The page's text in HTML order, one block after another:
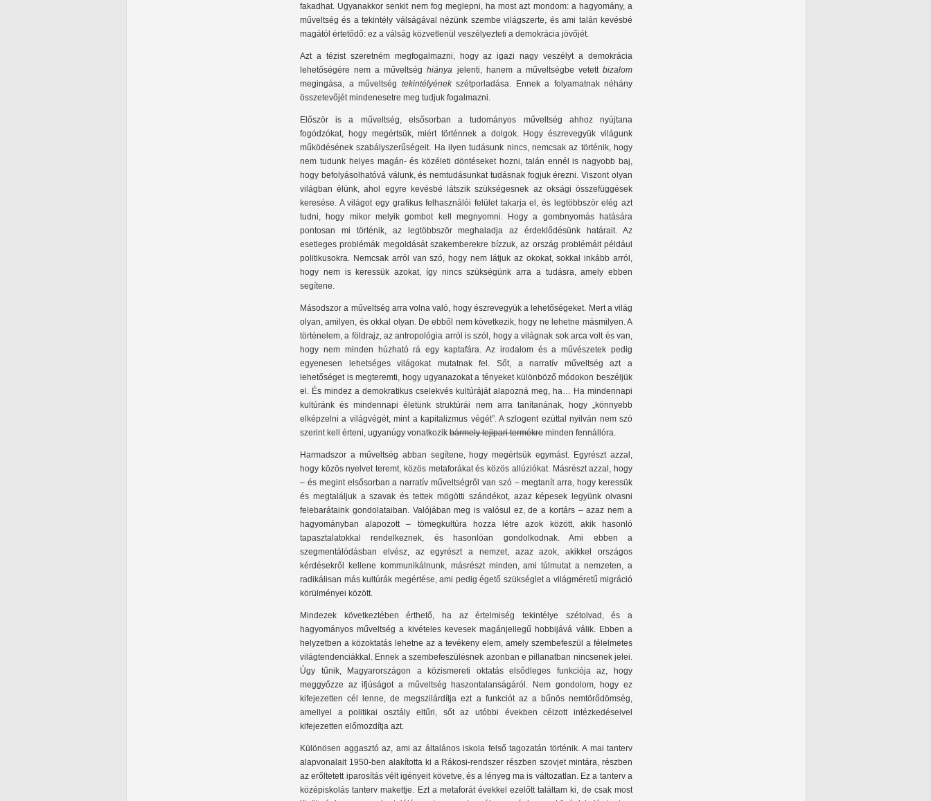
fakadhat. Ugyanakkor senkit nem fog meglepni, ha most azt mondom: a hagyomány, a
műveltség és a tekintély válságával nézünk szembe világszerte, és ami talán kevésbé
magától értetődő: ez a válság közvetlenül veszélyezteti a demokrácia jövőjét.
Azt a tézist szeretném megfogalmazni, hogy az igazi nagy veszélyt a demokrácia
lehetőségére nem a műveltséghiánya jelenti, hanem a műveltségbe vetettbizalom
megingása, a műveltség tekintélyénekszétporladása. Ennek a folyamatnak néhány
összetevőjét mindenesetre meg tudjuk fogalmazni.
Először is a műveltség, elsősorban a tudományos műveltség ahhoz nyújtana
fogódzókat, hogy megértsük, miért történnek a dolgok. Hogy észrevegyük világunk
működésének szabályszerűségeit. Ha ilyen tudásunk nincs, nemcsak az történik, hogy
nem tudunk helyes magán- és közéleti döntéseket hozni, talán ennél is nagyobb baj,
hogy befolyásolhatóvá válunk, és nemtudásunkat tudásnak fogjuk érezni. Viszont olyan
világban élünk, ahol egyre kevésbé látszik szükségesnek az oksági összefüggések
keresése. A világot egy grafikus felhasználói felület takarja el, és legtöbbször elég azt
tudni, hogy mikor melyik gombot kell megnyomni. Hogy a gombnyomás hatására
pontosan mi történik, az legtöbbször meghaladja az érdeklődésünk határait. Az
esetleges problémák megoldását szakemberekre bízzuk, az ország problémáit például
politikusokra. Nemcsak arról van szó, hogy nem látjuk az okokat, sokkal inkább arról,
hogy nem is keressük azokat, így nincs szükségünk arra a tudásra, amely ebben
segítene.
Másodszor a műveltség arra volna való, hogy észrevegyük a lehetőségeket. Mert a világ
olyan, amilyen, és okkal olyan. De ebből nem következik, hogy ne lehetne másmilyen. A
történelem, a földrajz, az antropológia arról is szól, hogy a világnak sok arca volt és van,
hogy nem minden húzható rá egy kaptafára. Az irodalom és a művészetek pedig
egyenesen lehetséges világokat mutatnak fel. Sőt, a narratív műveltség azt a
lehetőséget is megteremti, hogy ugyanazokat a tényeket különböző módokon beszéljük
el. És mindez a demokratikus cselekvés kultúráját alapozná meg, ha… Ha mindennapi
kultúránk és mindennapi életünk struktúrái nem arra tanítanának, hogy „könnyebb
elképzelni a világvégét, mint a kapitalizmus végét”. A szlogent ezúttal nyilván nem szó
szerint kell érteni, ugyanúgy vonatkozik bármely tejipari termékre minden fennállóra.
Harmadszor a műveltség abban segítene, hogy megértsük egymást. Egyrészt azzal,
hogy közös nyelvet teremt, közös metaforákat és közös allúziókat. Másrészt azzal, hogy
– és megint elsősorban a narratív műveltségről van szó – megtanít arra, hogy keressük
és megtaláljuk a szavak és tettek mögötti szándékot, azaz képesek legyünk olvasni
felebarátaink gondolataiban. Valójában meg is valósul ez, de a kortárs – azaz nem a
hagyományban alapozott – tömegkultúra hozza létre azok között, akik hasonló
tapasztalatokkal rendelkeznek, és hasonlóan gondolkodnak. Ami ebben a
szegmentálódásban elvész, az egyrészt a nemzet, azaz azok, akikkel országos
kérdésekről kellene kommunikálnunk, másrészt minden, ami túlmutat a nemzeten, a
radikálisan más kultúrák megértése, ami pedig égető szükséglet a világméretű migráció
körülményei között.
Mindezek következtében érthető, ha az értelmiség tekintélye szétolvad, és a
hagyományos műveltség a kivételes kevesek magánjellegű hobbijává válik. Ebben a
helyzetben a közoktatás lehetne az a tevékeny elem, amely szembefeszül a félelmetes
világtendenciákkal. Ennek a szembefeszülésnek azonban e pillanatban nincsenek jelei.
Úgy tűnik, Magyarországon a közismereti oktatás elsődleges funkciója az, hogy
meggyőzze az ifjúságot a műveltség haszontalanságáról. Nem gondolom, hogy ez
kifejezetten cél lenne, de megszilárdítja ezt a funkciót az a bűnös nemtörődömség,
amellyel a politikai osztály eltűri, sőt az utóbbi években célzott intézkedéseivel
kifejezetten előmozdítja azt.
Különösen aggasztó az, ami az általános iskola felső tagozatán történik. A mai tanterv
alapvonalait 1950-ben alakította ki a Rákosi-rendszer részben szovjet mintára, részben
az erőltetett iparosítás vélt igényeit követve, és a lényeg ma is változatlan. Ez a tanterv a
középiskolás tanterv makettje. Ezt a metaforát évekkel ezelőtt találtam ki, de csak most